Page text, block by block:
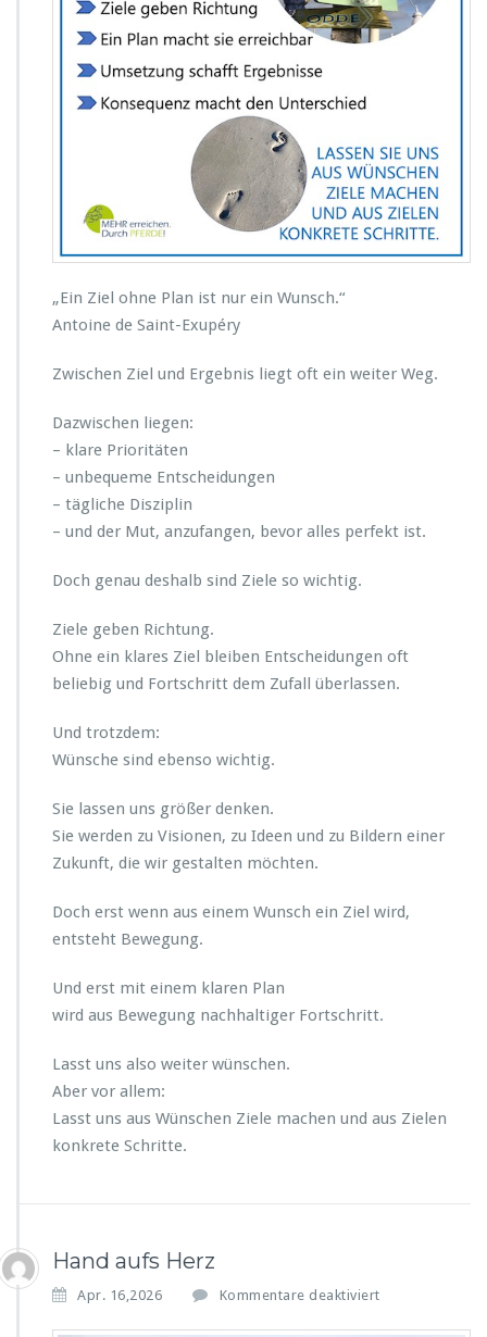
l
o
h
a
n
i
s
t
n
n
„Ein Ziel ohne Plan ist nur ein Wunsch.“
Antoine de Saint-Exupéry
Zwischen Ziel und Ergebnis liegt oft ein weiter Weg.
Dazwischen liegen:
– klare Prioritäten
– unbequeme Entscheidungen
– tägliche Disziplin
– und der Mut, anzufangen, bevor alles perfekt ist.
Doch genau deshalb sind Ziele so wichtig.
Ziele geben Richtung.
Ohne ein klares Ziel bleiben Entscheidungen oft
beliebig und Fortschritt dem Zufall überlassen.
Und trotzdem:
Wünsche sind ebenso wichtig.
Sie lassen uns größer denken.
Sie werden zu Visionen, zu Ideen und zu Bildern einer
Zukunft, die wir gestalten möchten.
Doch erst wenn aus einem Wunsch ein Ziel wird,
entsteht Bewegung.
Und erst mit einem klaren Plan
wird aus Bewegung nachhaltiger Fortschritt.
Lasst uns also weiter wünschen.
Aber vor allem:
Lasst uns aus Wünschen Ziele machen und aus Zielen
konkrete Schritte.
Hand aufs Herz
Apr. 16,2026 Kommentare deaktiviert